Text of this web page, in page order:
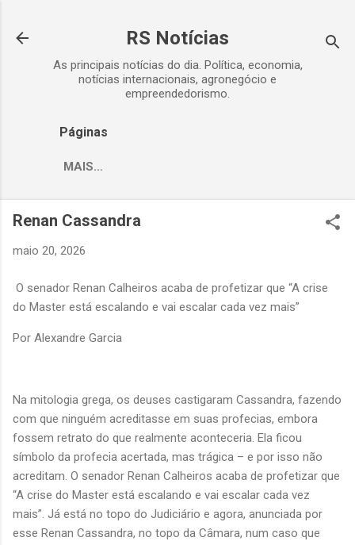
RS Notícias
As principais notícias do dia. Política, economia,
notícias internacionais, agronegócio e
empreendedorismo.
Páginas
MAIS…
Renan Cassandra
maio 20, 2026
O senador Renan Calheiros acaba de profetizar que “A crise
do Master está escalando e vai escalar cada vez mais”
Por Alexandre Garcia
Na mitologia grega, os deuses castigaram Cassandra, fazendo
com que ninguém acreditasse em suas profecias, embora
fossem retrato do que realmente aconteceria. Ela ficou
símbolo da profecia acertada, mas trágica – e por isso não
acreditam. O senador Renan Calheiros acaba de profetizar que
“A crise do Master está escalando e vai escalar cada vez
mais”. Já está no topo do Judiciário e agora, anunciada por
esse Renan Cassandra, no topo da Câmara, num caso que